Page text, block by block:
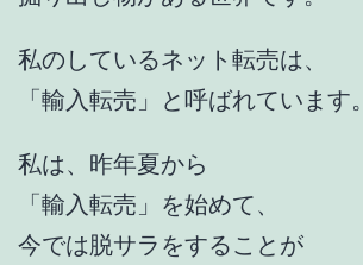
私のしているネット転売は、
「輸入転売」と呼ばれています。
私は、昨年夏から
「輸入転売」を始めて、
今では脱サラをすることが